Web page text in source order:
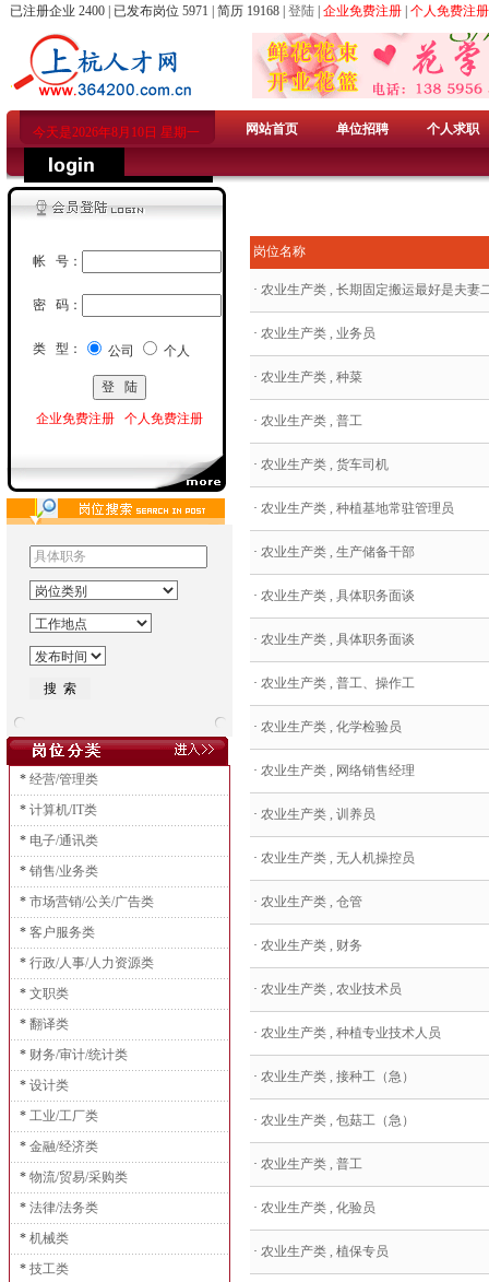
已注册企业 2400 | 已发布岗位 5971 | 简历 19168 | 登陆 企业免费注册 个人免费注册
今天是2026年8月10日 星期一 网站首页 单位招聘 个人求职
帐 号：
密 码：
类 型： 公司 个人
企业免费注册 个人免费注册
* 经营/管理类
* 计算机/IT类
* 电子/通讯类
* 销售/业务类
* 市场营销/公关/广告类
* 客户服务类
* 行政/人事/人力资源类
* 文职类
* 翻译类
* 财务/审计/统计类
* 设计类
* 工业/工厂类
* 金融/经济类
* 物流/贸易/采购类
* 法律/法务类
* 机械类
* 技工类
岗位名称
· 农业生产类 , 长期固定搬运最好是夫妻
· 农业生产类 , 业务员
· 农业生产类 , 种菜
· 农业生产类 , 普工
· 农业生产类 , 货车司机
· 农业生产类 , 种植基地常驻管理员
· 农业生产类 , 生产储备干部
· 农业生产类 , 具体职务面谈
· 农业生产类 , 具体职务面谈
· 农业生产类 , 普工、操作工
· 农业生产类 , 化学检验员
· 农业生产类 , 网络销售经理
· 农业生产类 , 训养员
· 农业生产类 , 无人机操控员
· 农业生产类 , 仓管
· 农业生产类 , 财务
· 农业生产类 , 农业技术员
· 农业生产类 , 种植专业技术人员
· 农业生产类 , 接种工（急）
· 农业生产类 , 包菇工（急）
· 农业生产类 , 普工
· 农业生产类 , 化验员
· 农业生产类 , 植保专员